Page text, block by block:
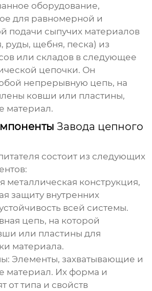
оборудование,
для равномерной и
подачи сыпучих материалов
руды, щебня, песка) из
или складов в следующее
цепочки. Он
непрерывную цепь, на
ковши или пластины,
Завода цепного
состоит из следующих
металлическая конструкция,
защиту внутренних
всей системы.
цепь, на которой
или пластины для
материала.
Элементы, захватывающие и
Их форма и
от типа и свойств